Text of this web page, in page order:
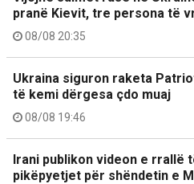
pranë Kievit, tre persona të
08/08 20:35
Ukraina siguron raketa
të kemi dërgesa çdo muaj
08/08 19:46
Irani publikon videon e rrallë
pikëpyetjet për shëndetin e